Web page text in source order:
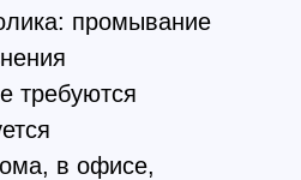
промывание
требуются
в офисе,